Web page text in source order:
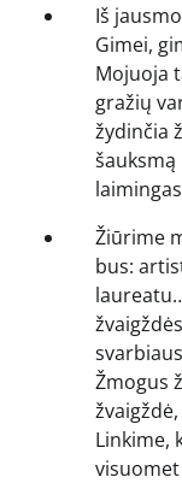
Iš
Gimei,
Mojuoja
gražių
žydinčia
šauksmą
Žiūrime
bus:
Žmogus
Linkime,